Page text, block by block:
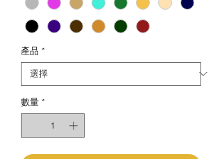
產品 *
數量 *